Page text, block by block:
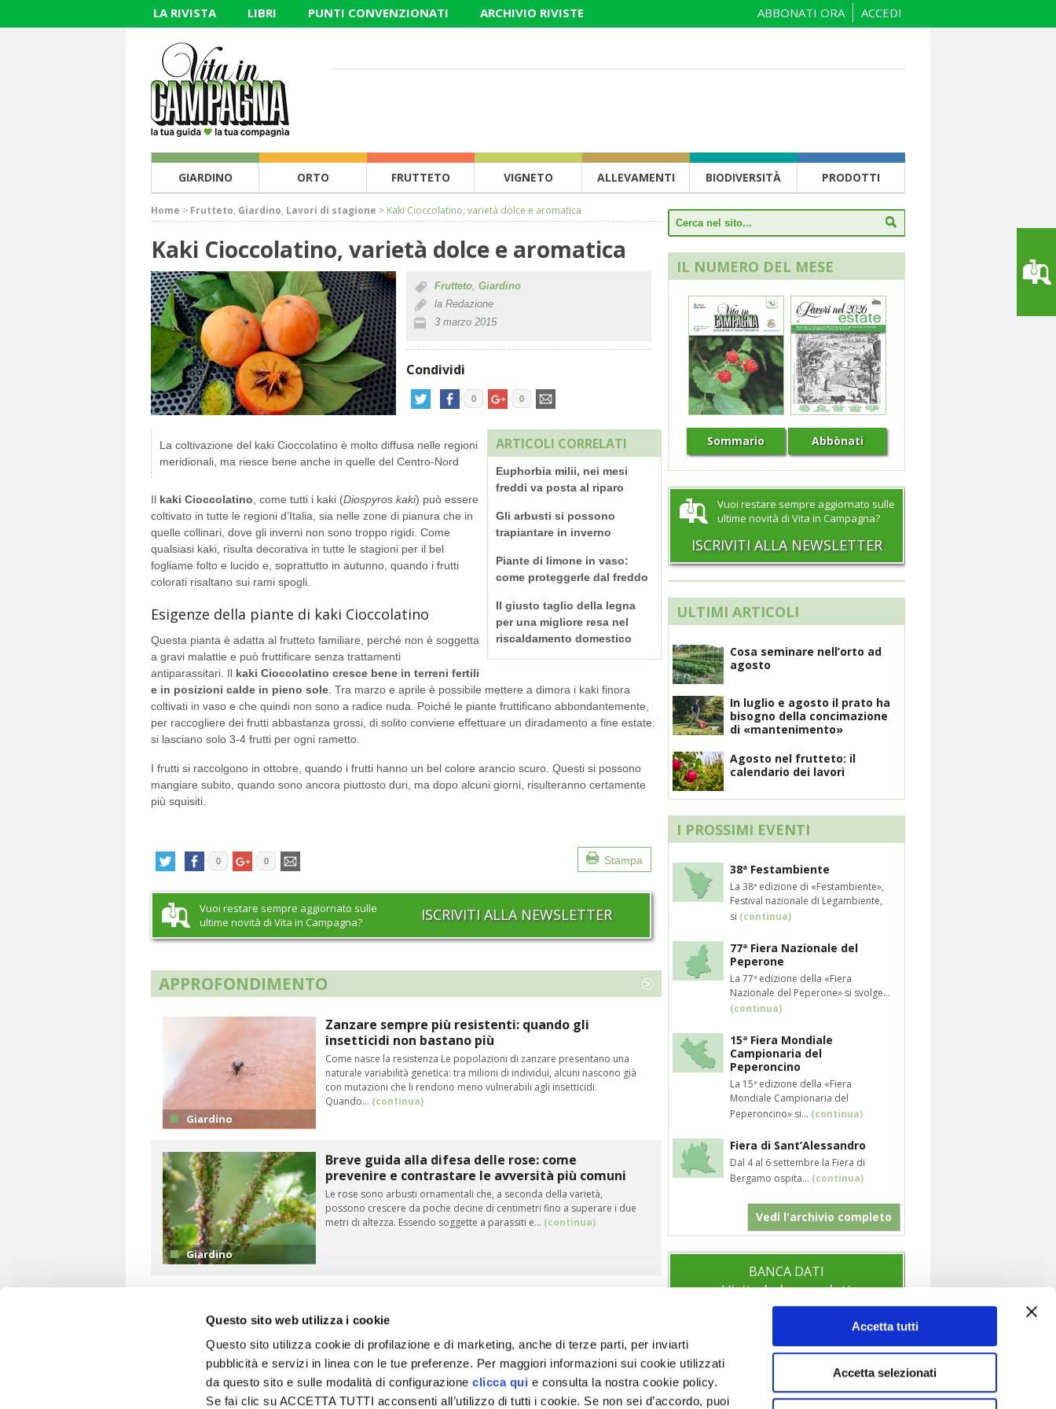
Questo sito web utilizza i cookie
Questo sito utilizza cookie di profilazione e di marketing, anche di terze parti, per inviarti
pubblicità e servizi in linea con le tue preferenze. Per maggiori informazioni sui cookie utilizzati
da questo sito e sulle modalità di configurazioneclicca qui e consulta la nostra cookie policy.
Se fai clic su ACCETTA TUTTI acconsenti all’utilizzo di tutti i cookie. Se non sei d’accordo, puoi
Accetta tutti
Accetta selezionati
LA RIVISTA LIBRI PUNTI CONVENZIONATI ARCHIVIO RIVISTE ACCEDI
ABBONATI ORA
GIARDINO ORTO FRUTTETO VIGNETO ALLEVAMENTI BIODIVERSITÀ PRODOTTI
Home > Frutteto, Giardino, Lavori di stagione > Kaki Cioccolatino, varietà dolce e aromatica
Kaki Cioccolatino, varietà dolce e aromatica
Frutteto, Giardino
la Redazione
3 marzo 2015
Condividi
0 0
ARTICOLI CORRELATI
Euphorbia milii, nei mesi
freddi va posta al riparo
Gli arbusti si possono
trapiantare in inverno
Piante di limone in vaso:
come proteggerle dal freddo
Il giusto taglio della legna
per una migliore resa nel
riscaldamento domestico
La coltivazione del kaki Cioccolatino è molto diffusa nelle regioni
meridionali, ma riesce bene anche in quelle del Centro-Nord
Il kaki Cioccolatino , come tutti i kaki (Diospyros kaki) può essere
coltivato in tutte le regioni d’Italia, sia nelle zone di pianura che in
quelle collinari, dove gli inverni non sono troppo rigidi. Come
qualsiasi kaki, risulta decorativa in tutte le stagioni per il bel
fogliame folto e lucido e, soprattutto in autunno, quando i frutti
colorati risaltano sui rami spogli.
Esigenze della piante di kaki Cioccolatino
Questa pianta è adatta al frutteto familiare, perché non è soggetta
a gravi malattie e può fruttificare senza trattamenti
antiparassitari. Il kaki Cioccolatino cresce bene in terreni fertili
e in posizioni calde in pieno sole . Tra marzo e aprile è possibile mettere a dimora i kaki finora
coltivati in vaso e che quindi non sono a radice nuda. Poiché le piante fruttificano abbondantemente,
per raccogliere dei frutti abbastanza grossi, di solito conviene effettuare un diradamento a fine estate:
si lasciano solo 3-4 frutti per ogni rametto.
I frutti si raccolgono in ottobre, quando i frutti hanno un bel colore arancio scuro. Questi si possono
mangiare subito, quando sono ancora piuttosto duri, ma dopo alcuni giorni, risulteranno certamente
più squisiti.
Stampa
0 0
Vuoi restare sempre aggiornato sulle
ultime novità di Vita in Campagna?
ISCRIVITI ALLA NEWSLETTER
APPROFONDIMENTO
Giardino
Zanzare sempre più resistenti: quando gli
insetticidi non bastano più
Come nasce la resistenza Le popolazioni di zanzare presentano una
naturale variabilità genetica: tra milioni di individui, alcuni nascono già
con mutazioni che li rendono meno vulnerabili agli insetticidi.
Quando… (continua)
Giardino
Breve guida alla difesa delle rose: come
prevenire e contrastare le avversità più comuni
Le rose sono arbusti ornamentali che, a seconda della varietà,
possono crescere da poche decine di centimetri fino a superare i due
metri di altezza. Essendo soggette a parassiti e… (continua)
IL NUMERO DEL MESE
Sommario Abbònati
Vuoi restare sempre aggiornato sulle
ultime novità di Vita in Campagna?
ISCRIVITI ALLA NEWSLETTER
ULTIMI ARTICOLI
Cosa seminare nell’orto ad
agosto
In luglio e agosto il prato ha
bisogno della concimazione
di «mantenimento»
Agosto nel frutteto: il
calendario dei lavori
I PROSSIMI EVENTI
38ª Festambiente
La 38ª edizione di «Festambiente»,
Festival nazionale di Legambiente,
si (continua)
77ª Fiera Nazionale del
Peperone
La 77ª edizione della «Fiera
Nazionale del Peperone» si svolge...
(continua)
15ª Fiera Mondiale
Campionaria del
Peperoncino
La 15ª edizione della «Fiera
Mondiale Campionaria del
Peperoncino» si... (continua)
Fiera di Sant’Alessandro
Dal 4 al 6 settembre la Fiera di
Bergamo ospita... (continua)
Vedi l'archivio completo
BANCA DATI
Visita la banca dati
VITA IN CAMPAGNA
© 2026 - Tutti i diritti riservati
ESPLORA VITA IN CAMPAGNA
Chi siamo Note legali
SEZIONI
Giardino Allevamenti
SOCIAL
Segui anche i nostri profili social per